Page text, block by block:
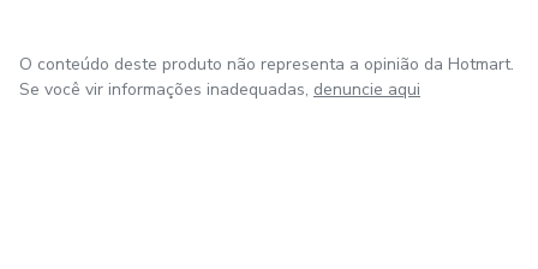
O conteúdo deste produto não representa a opinião da Hotmart.
Se você vir informações inadequadas, denuncie aqui